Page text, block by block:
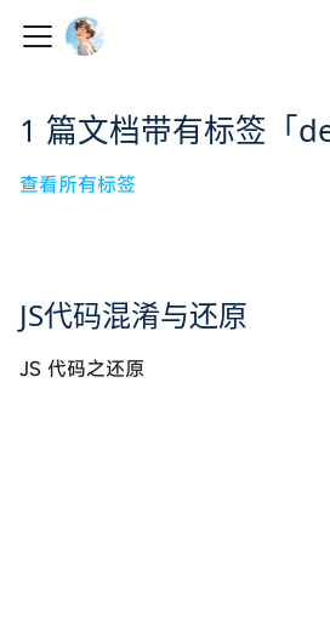
1 篇文档带有标签「
查看所有标签
JS代码混淆与还原
JS 代码之还原